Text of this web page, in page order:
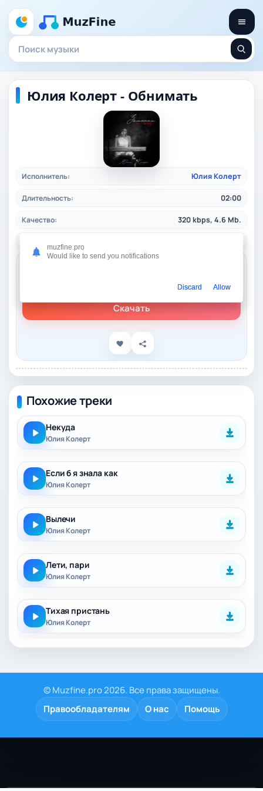
Юлия Колерт - Обнимать
Исполнитель: Юлия Колерт
Длительность: 02:00
Качество: 320 kbps, 4.6 Mb.
Скачать
Похожие треки
Некуда
Юлия Колерт
Если б я знала как
Юлия Колерт
Вылечи
Юлия Колерт
Лети, пари
Юлия Колерт
Тихая пристань
Юлия Колерт
© Muzfine.pro 2026. Все права защищены.
Правообладателям
О нас Помощь
muzfine.pro
Would like to send you notifications
Discard Allow